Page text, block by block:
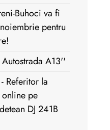
Buhoci va fi
pentru
A13''
Referitor la
pe
DJ 241B